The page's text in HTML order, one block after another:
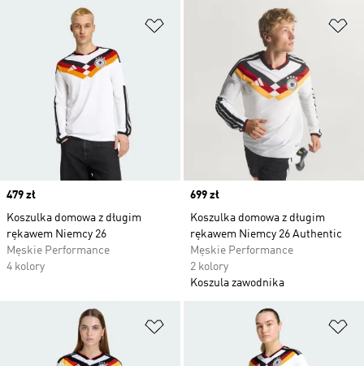
Dodaj do listy życzeń
Price
479 zł
Koszulka domowa z długim
rękawem Niemcy 26
Męskie Performance
4 kolory
Price
699 zł
Koszulka domowa z długim
rękawem Niemcy 26 Authentic
Męskie Performance
2 kolory
Koszula zawodnika
Dodaj do listy życzeń